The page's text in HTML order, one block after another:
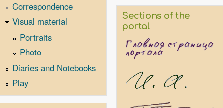
Correspondence
Visual material
Portraits
Photo
Diaries and Notebooks
Play
Sections of the
portal